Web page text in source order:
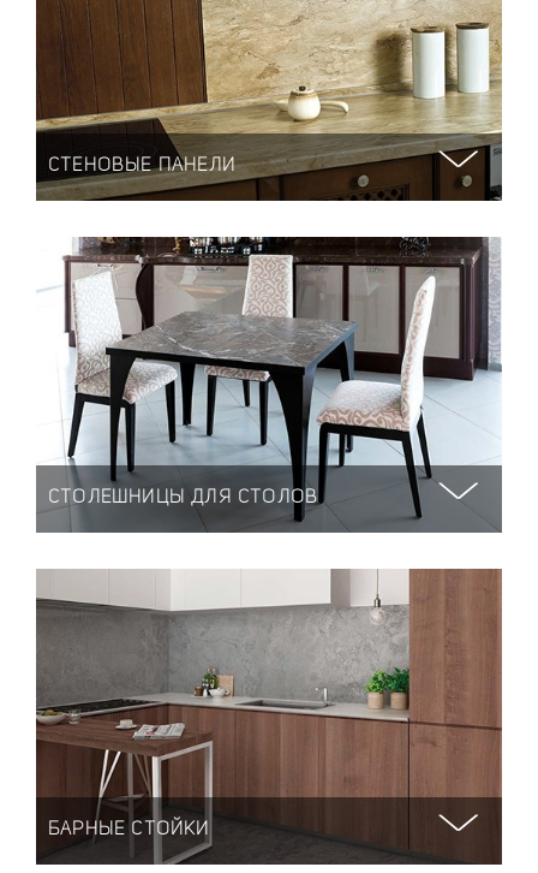
СТЕНОВЫЕ ПАНЕЛИ
СТОЛЕШНИЦЫ ДЛЯ СТОЛОВ
БАРНЫЕ СТОЙКИ